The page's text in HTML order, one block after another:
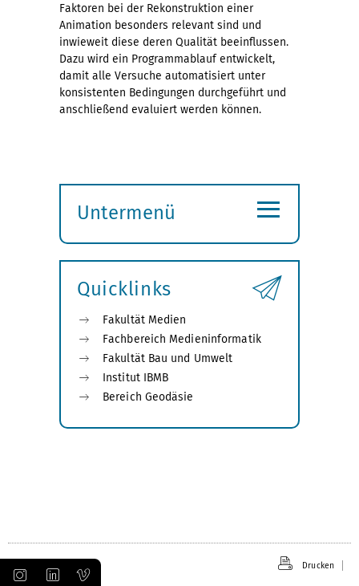
Faktoren bei der Rekonstruktion einer
Animation besonders relevant sind und
inwieweit diese deren Qualität beeinflussen.
Dazu wird ein Programmablauf entwickelt,
damit alle Versuche automatisiert unter
konsistenten Bedingungen durchgeführt und
anschließend evaluiert werden können.
Untermenü
öffnen
≡
Quicklinks
Fakultät Medien
Fachbereich Medieninformatik
Fakultät Bau und Umwelt
Institut IBMB
Bereich Geodäsie
Drucken